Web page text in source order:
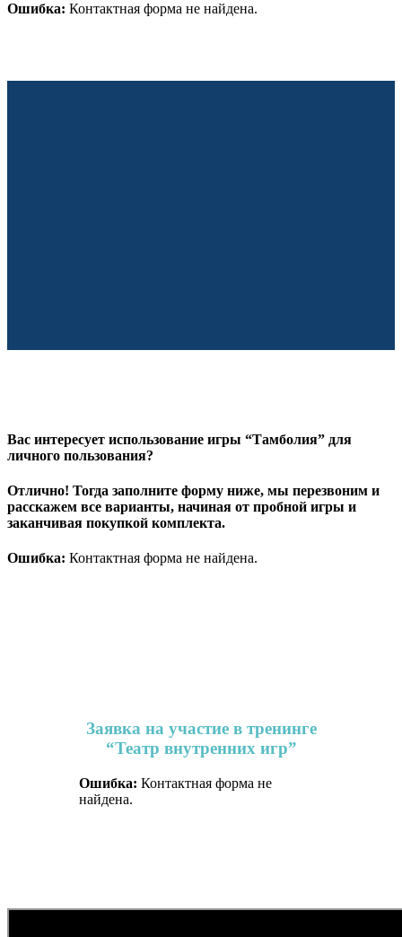
Ошибка: Контактная форма не найдена.
Вас интересует использование игры “Тамболия” для
личного пользования?
Отлично! Тогда заполните форму ниже, мы перезвоним и
расскажем все варианты, начиная от пробной игры и
заканчивая покупкой комплекта.
Ошибка: Контактная форма не найдена.
Заявка на участие в тренинге
“Театр внутренних игр”
Ошибка: Контактная форма не
найдена.